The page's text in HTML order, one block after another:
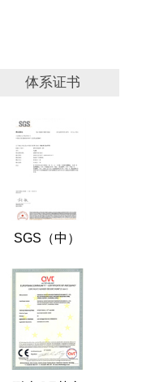
体系证书
SGS（中）